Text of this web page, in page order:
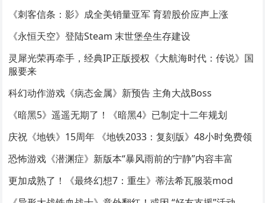
《刺客信条：影》成全美销量亚军 育碧股价应声上涨
《永恒天空》登陆Steam 末世堡垒生存建设
灵犀光荣再牵手，经典IP正版授权《大航海时代：传说》国
服要来
科幻动作游戏《病态金属》新预告 主角大战Boss
《暗黑5》遥遥无期了！《暗黑4》已制定十二年规划
庆祝《地铁》15周年 《地铁2033：复刻版》48小时免费领
恐怖游戏《潜渊症》新版本“暴风雨前的宁静”内容丰富
更加成熟了！《最终幻想7：重生》蒂法希瓦服装mod